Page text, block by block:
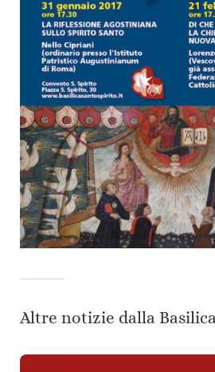
Altre notizie dalla Basilica